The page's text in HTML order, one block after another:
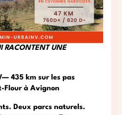
RACONTENT UNE
435 km sur les pas
Flour à Avignon
Deux parcs naturels.